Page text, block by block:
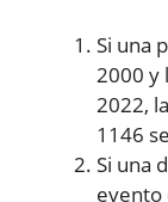
Si una
2000 y
2022,
1146
Si una
evento